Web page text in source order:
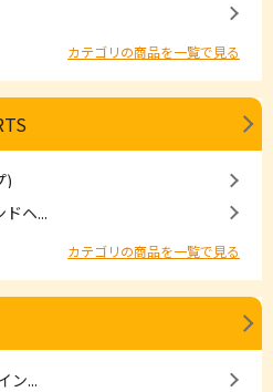
カテゴリの商品を一覧で見る
)
ヘ...
カテゴリの商品を一覧で見る
ン...